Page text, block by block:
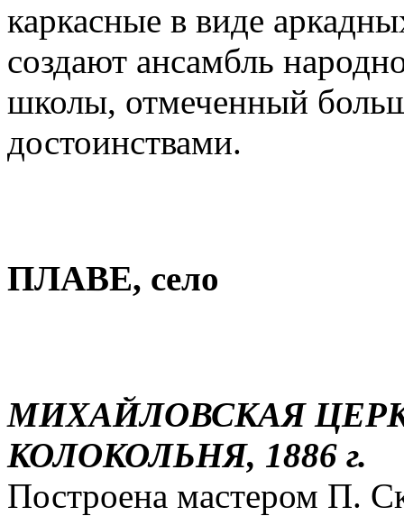
каркасные в виде
создают ансамбль
школы, отмеченный
достоинствами.
ПЛАВЕ, село
МИХАЙЛОВСКАЯ
КОЛОКОЛЬНЯ, 1886 г.
Построена мастером П.